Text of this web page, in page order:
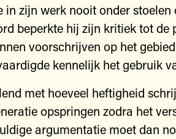
in zijn werk nooit onder stoelen
beperkte hij zijn kritiek tot de
voorschrijven op het
kennelijk het gebruik
met hoeveel heftigheid
opspringen zodra het
argumentatie moet dan